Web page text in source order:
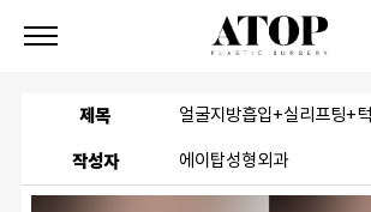
제목 얼굴지방흡입+실리프팅+
작성자 에이탑성형외과